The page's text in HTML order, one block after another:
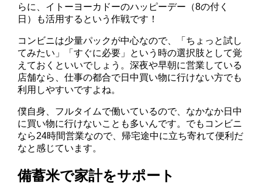
らに、イトーヨーカドーのハッピーデー（8の付く
日）も活用するという作戦です！
コンビニは少量パックが中心なので、「ちょっと試し
てみたい」「すぐに必要」という時の選択肢として覚
えておくといいでしょう。深夜や早朝に営業している
店舗なら、仕事の都合で日中買い物に行けない方でも
利用しやすいですよね。
僕自身、フルタイムで働いているので、なかなか日中
に買い物に行けないことも多いんです。でもコンビニ
なら24時間営業なので、帰宅途中に立ち寄れて便利だ
なと感じています。
備蓄米で家計をサポート